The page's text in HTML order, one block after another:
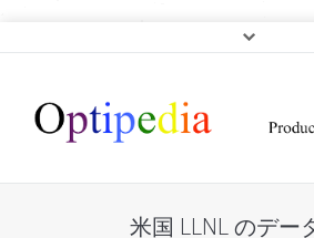
米国 LLNL のデー